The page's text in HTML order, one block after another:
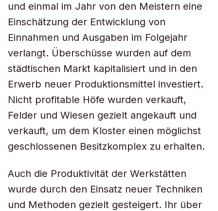
und einmal im Jahr von den Meistern eine
Einschätzung der Entwicklung von
Einnahmen und Ausgaben im Folgejahr
verlangt. Überschüsse wurden auf dem
städtischen Markt kapitalisiert und in den
Erwerb neuer Produktionsmittel investiert.
Nicht profitable Höfe wurden verkauft,
Felder und Wiesen gezielt angekauft und
verkauft, um dem Kloster einen möglichst
geschlossenen Besitzkomplex zu erhalten.
Auch die Produktivität der Werkstätten
wurde durch den Einsatz neuer Techniken
und Methoden gezielt gesteigert. Ihr über